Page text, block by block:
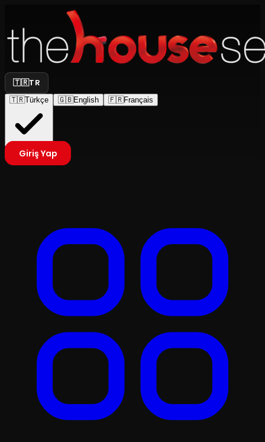
🇹🇷TR
🇹🇷Türkçe 🇬🇧English 🇫🇷Français
Giriş Yap